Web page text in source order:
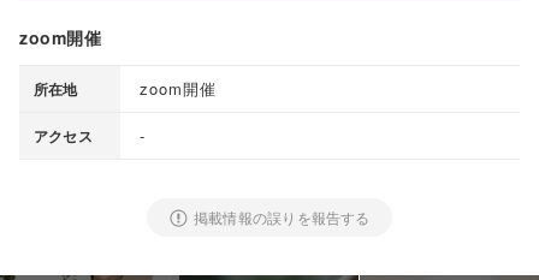
zoom開催
所在地 zoom開催
アクセス -
掲載情報の誤りを報告する